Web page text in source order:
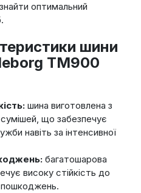
оптимальний
шини
TM900
шина виготовлена з
що забезпечує
навіть за інтенсивної
багатошарова
високу стійкість до
пошкоджень.